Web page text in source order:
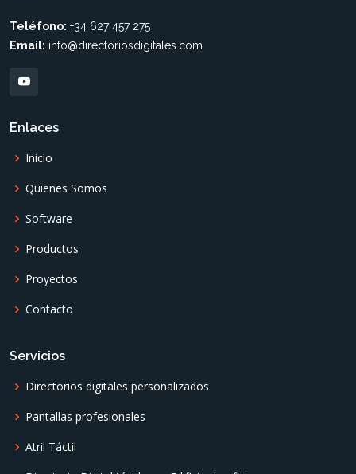
Teléfono: +34 627 457 275
Email: info@directoriosdigitales.com
Enlaces
Inicio
Quienes Somos
Software
Productos
Proyectos
Contacto
Servicios
Directorios digitales personalizados
Pantallas profesionales
Atril Táctil